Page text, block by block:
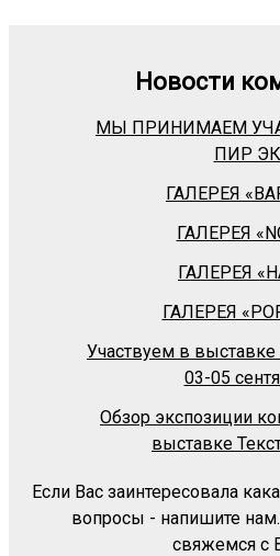
Новости
МЫ ПРИНИМАЕМ
ПИР
ГАЛЕРЕЯ
ГАЛЕРЕЯ
ГАЛЕРЕЯ
ГАЛЕРЕЯ
Участвуем в
03-05
Обзор экспозиции
выставке
Если Вас заинтересовала
вопросы - напишите
свяжемся с